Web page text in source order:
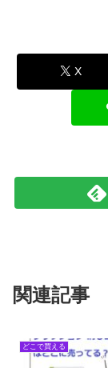
X
関連記事
どこで買える